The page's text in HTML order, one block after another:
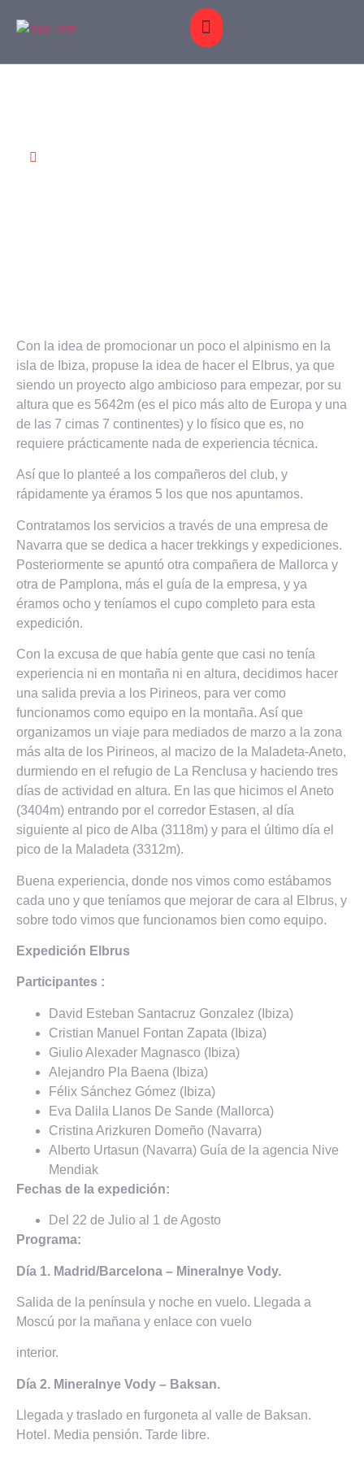
Con la idea de promocionar un poco el alpinismo en la
isla de Ibiza, propuse la idea de hacer el Elbrus, ya que
siendo un proyecto algo ambicioso para empezar, por su
altura que es 5642m (es el pico más alto de Europa y una
de las 7 cimas 7 continentes) y lo físico que es, no
requiere prácticamente nada de experiencia técnica.
Así que lo planteé a los compañeros del club, y
rápidamente ya éramos 5 los que nos apuntamos.
Contratamos los servicios a través de una empresa de
Navarra que se dedica a hacer trekkings y expediciones.
Posteriormente se apuntó otra compañera de Mallorca y
otra de Pamplona, más el guía de la empresa, y ya
éramos ocho y teníamos el cupo completo para esta
expedición.
Con la excusa de que había gente que casi no tenía
experiencia ni en montaña ni en altura, decidimos hacer
una salida previa a los Pirineos, para ver como
funcionamos como equipo en la montaña. Así que
organizamos un viaje para mediados de marzo a la zona
más alta de los Pirineos, al macizo de la Maladeta-Aneto,
durmiendo en el refugio de La Renclusa y haciendo tres
días de actividad en altura. En las que hicimos el Aneto
(3404m) entrando por el corredor Estasen, al día
siguiente al pico de Alba (3118m) y para el último día el
pico de la Maladeta (3312m).
Buena experiencia, donde nos vimos como estábamos
cada uno y que teníamos que mejorar de cara al Elbrus, y
sobre todo vimos que funcionamos bien como equipo.
Expedición Elbrus
Participantes :
David Esteban Santacruz Gonzalez (Ibiza)
Cristian Manuel Fontan Zapata (Ibiza)
Giulio Alexader Magnasco (Ibiza)
Alejandro Pla Baena (Ibiza)
Félix Sánchez Gómez (Ibiza)
Eva Dalila Llanos De Sande (Mallorca)
Cristina Arizkuren Domeño (Navarra)
Alberto Urtasun (Navarra) Guía de la agencia Nive
Mendiak
Fechas de la expedición:
Del 22 de Julio al 1 de Agosto
Programa:
Día 1. Madrid/Barcelona – Mineralnye Vody.
Salida de la península y noche en vuelo. Llegada a
Moscú por la mañana y enlace con vuelo
interior.
Día 2. Mineralnye Vody – Baksan.
Llegada y traslado en furgoneta al valle de Baksan.
Hotel. Media pensión. Tarde libre.